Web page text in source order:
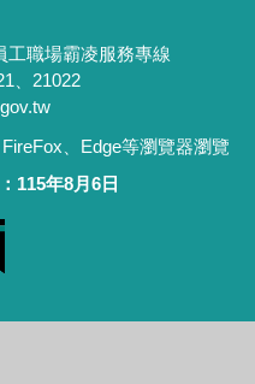
工職場霸凌服務專線
、21022
、Edge等瀏覽器瀏覽
115年8月6日